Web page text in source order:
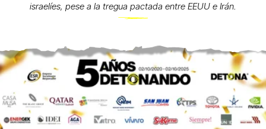
israelíes, pese a la tregua pactada entre EEUU e Irán.